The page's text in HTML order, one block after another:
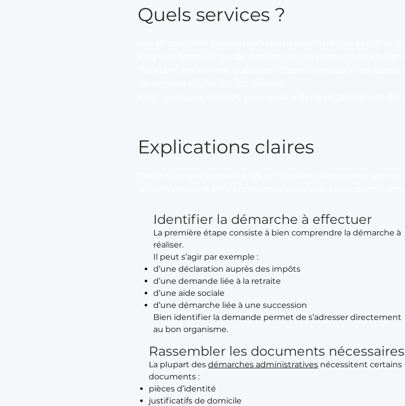
Quels services ?
Explications claires
Identifier la démarche à effectuer
La première étape consiste à bien comprendre la démarche à
réaliser.
Il peut s’agir par exemple :
d’une déclaration auprès des impôts
d’une demande liée à la retraite
d’une aide sociale
d’une démarche liée à une succession
Bien identifier la demande permet de s’adresser directement
au bon organisme.
Rassembler les documents nécessaires
La plupart desdémarches administratives nécessitent certains
documents :
pièces d’identité
justificatifs de domicile